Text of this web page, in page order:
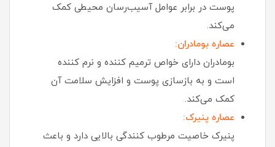
پوست در برابر عوامل آسیب‌رسان محیطی کمک
می‌کند.
عصاره بومادران:
بومادران دارای خواص ترمیم‌ کننده و نرم‌ کننده
است و به بازسازی پوست و افزایش سلامت آن
کمک می‌کند.
عصاره پنیرک:
پنیرک خاصیت مرطوب‌ کنندگی بالایی دارد و باعث